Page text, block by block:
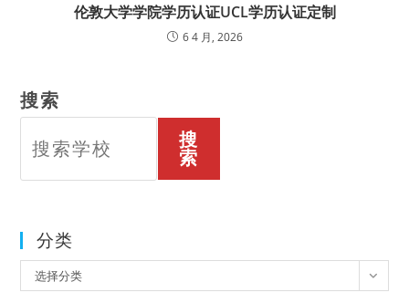
伦敦大学学院学历认证UCL学历认证定制
6 4 月, 2026
搜索
搜
索
分类
类
选择分类